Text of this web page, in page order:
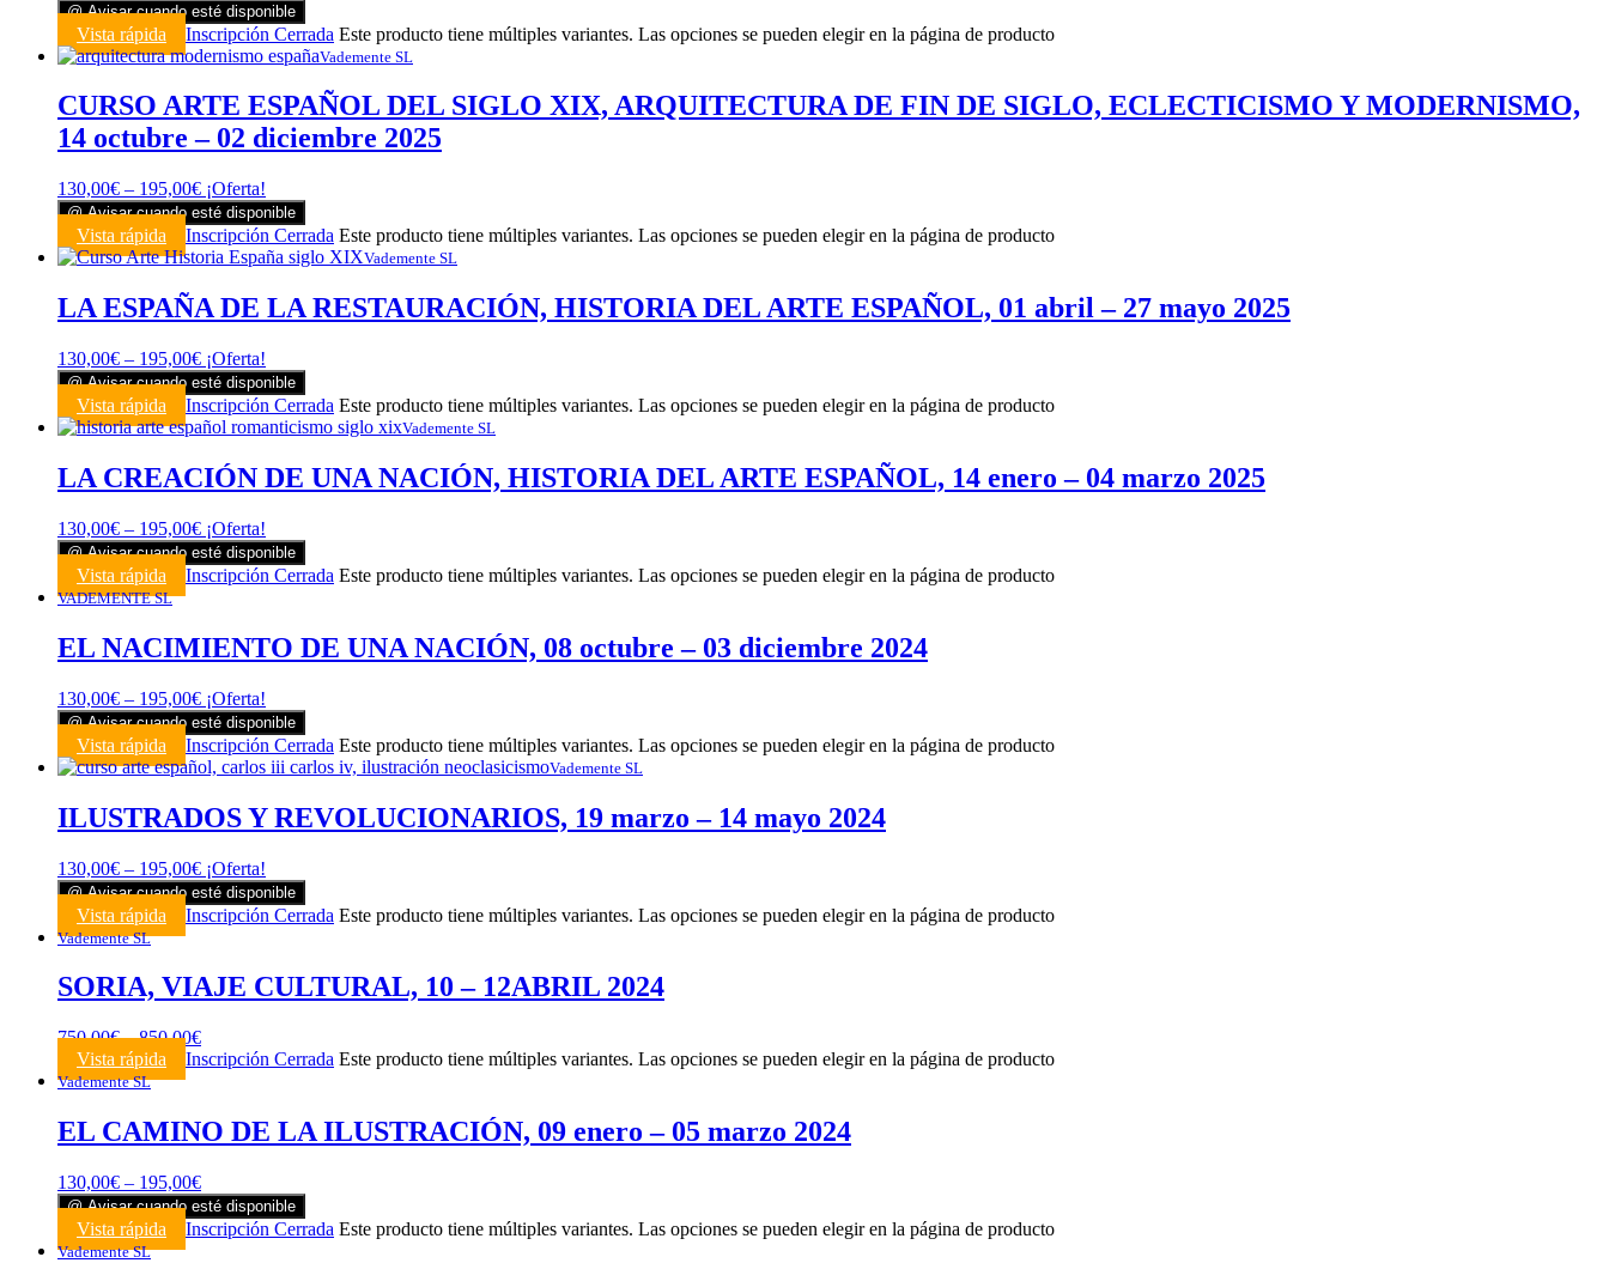
@ Avisar cuando esté disponible
Vista rápida Inscripción Cerrada Este producto tiene múltiples variantes. Las opciones se pueden elegir en la página de producto
Vademente SL
CURSO ARTE ESPAÑOL DEL SIGLO XIX, ARQUITECTURA DE FIN DE SIGLO, ECLECTICISMO Y MODERNISMO,
14 octubre – 02 diciembre 2025
130,00€ – 195,00€ ¡Oferta!
@ Avisar cuando esté disponible
Vista rápida Inscripción Cerrada Este producto tiene múltiples variantes. Las opciones se pueden elegir en la página de producto
Vademente SL
LA ESPAÑA DE LA RESTAURACIÓN, HISTORIA DEL ARTE ESPAÑOL, 01 abril – 27 mayo 2025
130,00€ – 195,00€ ¡Oferta!
@ Avisar cuando esté disponible
Vista rápida Inscripción Cerrada Este producto tiene múltiples variantes. Las opciones se pueden elegir en la página de producto
Vademente SL
LA CREACIÓN DE UNA NACIÓN, HISTORIA DEL ARTE ESPAÑOL, 14 enero – 04 marzo 2025
130,00€ – 195,00€ ¡Oferta!
@ Avisar cuando esté disponible
Vista rápida Inscripción Cerrada Este producto tiene múltiples variantes. Las opciones se pueden elegir en la página de producto
VADEMENTE SL
EL NACIMIENTO DE UNA NACIÓN, 08 octubre – 03 diciembre 2024
130,00€ – 195,00€ ¡Oferta!
@ Avisar cuando esté disponible
Vista rápida Inscripción Cerrada Este producto tiene múltiples variantes. Las opciones se pueden elegir en la página de producto
Vademente SL
ILUSTRADOS Y REVOLUCIONARIOS, 19 marzo – 14 mayo 2024
130,00€ – 195,00€ ¡Oferta!
@ Avisar cuando esté disponible
Vista rápida Inscripción Cerrada Este producto tiene múltiples variantes. Las opciones se pueden elegir en la página de producto
Vademente SL
SORIA, VIAJE CULTURAL, 10 – 12ABRIL 2024
750,00€–850,00€
Vista rápida
Inscripción Cerrada Este producto tiene múltiples variantes. Las opciones se pueden elegir en la página de producto
Vademente SL
EL CAMINO DE LA ILUSTRACIÓN, 09 enero – 05 marzo 2024
130,00€ – 195,00€
@ Avisar cuando esté disponible
Vista rápida Inscripción Cerrada Este producto tiene múltiples variantes. Las opciones se pueden elegir en la página de producto
Vademente SL